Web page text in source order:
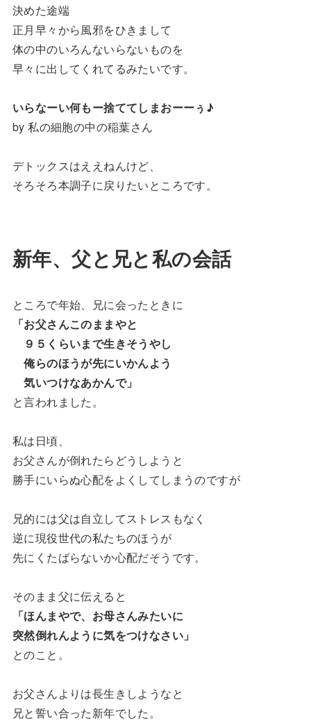
決めた途端
正月早々から風邪をひきまして
体の中のいろんないらないものを
早々に出してくれてるみたいです。
いらなーい何もー捨ててしまおーーぅ♪
by 私の細胞の中の稲葉さん
デトックスはええねんけど、
そろそろ本調子に戻りたいところです。
新年、父と兄と私の会話
ところで年始、兄に会ったときに
「お父さんこのままやと
９５くらいまで生きそうやし
俺らのほうが先にいかんよう
気いつけなあかんで」
と言われました。
私は日頃、
お父さんが倒れたらどうしようと
勝手にいらぬ心配をよくしてしまうのですが
兄的には父は自立してストレスもなく
逆に現役世代の私たちのほうが
先にくたばらないか心配だそうです。
そのまま父に伝えると
「ほんまやで、お母さんみたいに
突然倒れんように気をつけなさい」
とのこと。
お父さんよりは長生きしようなと
兄と誓い合った新年でした。